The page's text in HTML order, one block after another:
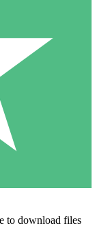
to download files